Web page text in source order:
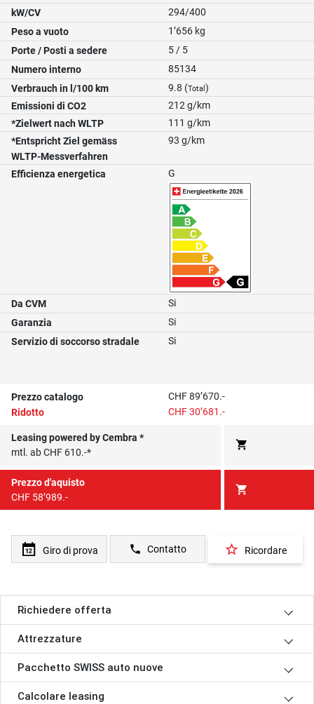
kW/CV
294/400
Peso a vuoto
1’656 kg
Porte / Posti a sedere
5 / 5
Numero interno
85134
Verbrauch in l/100 km
9.8 (Total )
Emissioni di CO2
212 g/km
*Zielwert nach WLTP
111 g/km
*Entspricht Ziel gemäss
WLTP-Messverfahren
93 g/km
Efficienza energetica G
Da CVM
Si
Garanzia
Si
Servizio di soccorso stradale
Si
Prezzo catalogo
CHF 89’670.-
Ridotto
CHF 30’681.-
Leasing powered by Cembra *
mtl. ab CHF 610.-*
shopping_cart
Prezzo d'aquisto
CHF 58’989.-
shopping_cart
Giro di prova phone Contatto star_border Ricordare
Richiedere offerta
Attrezzature
Pacchetto SWISS auto nuove
Calcolare leasing